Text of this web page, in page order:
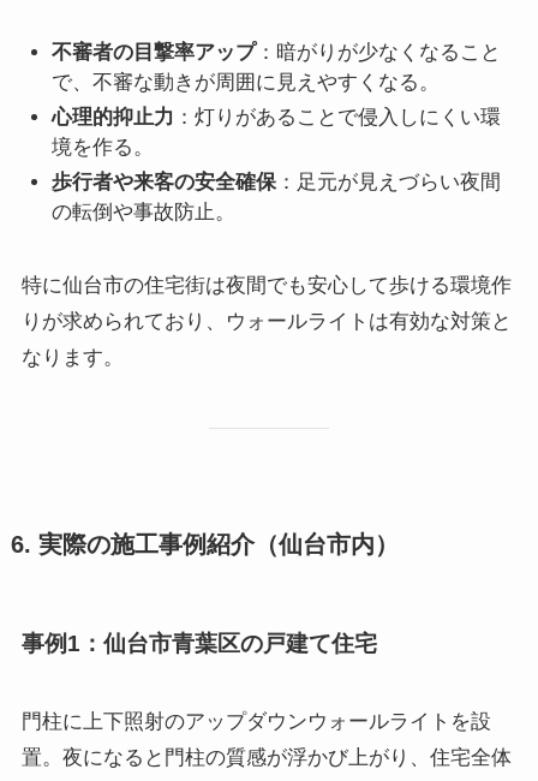
不審者の目撃率アップ：暗がりが少なくなること
で、不審な動きが周囲に見えやすくなる。
心理的抑止力 ：灯りがあることで侵入しにくい環
境を作る。
歩行者や来客の安全確保：足元が見えづらい夜間
の転倒や事故防止。
特に仙台市の住宅街は夜間でも安心して歩ける環境作
りが求められており、ウォールライトは有効な対策と
なります。
6. 実際の施工事例紹介（仙台市内）
事例1：仙台市青葉区の戸建て住宅
門柱に上下照射のアップダウンウォールライトを設
置。夜になると門柱の質感が浮かび上がり、住宅全体